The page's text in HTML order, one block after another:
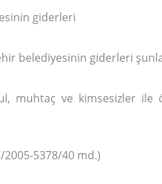
giderleri
belediyesinin giderleri
muhtaç ve kimsesizler ile
2005-5378/40 md.)